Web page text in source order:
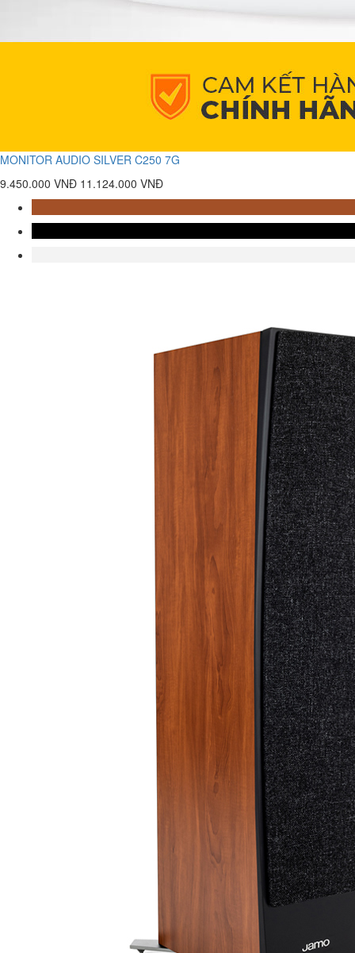
MONITOR AUDIO SILVER C250 7G
9.450.000 VNĐ 11.124.000 VNĐ